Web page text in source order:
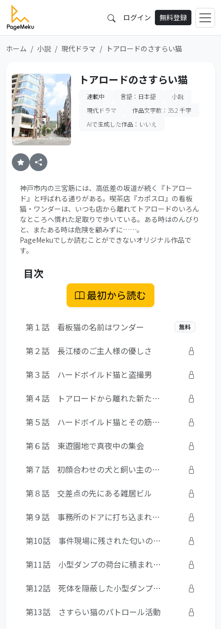
ログイン 無料登録
ホーム 小説 現代ドラマ トアロードのさすらい猫
トアロードのさすらい猫
連載中 言語：日本語
小説
現代ドラマ
作品文字数：35.2 千字
AIで生成した作品：いいえ
神戸市内の三宮筋には、高低差の坂道が続く『トアロー
ド』と呼ばれる通りがある。喫茶店『カポスロ』の看板
猫・ワンダーは、いつも店から離れてトアロードのいろん
なところへ慣れた足取りで歩いている。ある時はのんびり
と、またある時は危険を顧みずに……。
PageMekuでしか読むことができないオリジナル作品で
す。
目次
最初から読む
第１話 看板猫の名前はワンダー 無料
第２話 長江楼のご主人様の優しさ
第３話 ハードボイルド猫と盗撮男
第４話 トアロードから離れた新たな場所へ
第５話 ハードボイルド猫とその筋のヒットマン
第６話 東遊園地で真夜中の集会
第７話 初顔合わせの犬と飼い主の女性
第８話 交差点の先にある雑居ビル
第９話 事務所のドアに打ち込まれた銃弾
第10話 事件現場に残された匂いの痕跡
第11話 小型ダンプの荷台に積まれた土
第12話 死体を隠蔽した小型ダンプと男たちの誤算
第13話 さすらい猫のパトロール活動